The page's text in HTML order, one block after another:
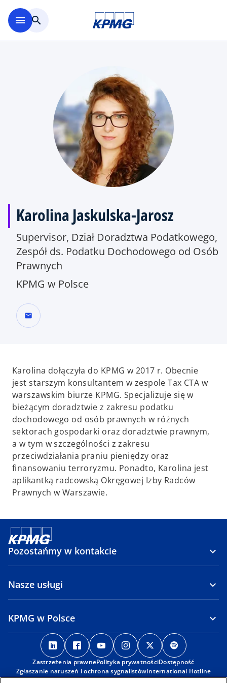
menu search
Karolina Jaskulska-Jarosz
Supervisor, Dział Doradztwa Podatkowego,
Zespół ds. Podatku Dochodowego od Osób
Prawnych
KPMG w Polsce
mail
Karolina dołączyła do KPMG w 2017 r. Obecnie
jest starszym konsultantem w zespole Tax CTA w
warszawskim biurze KPMG. Specjalizuje się w
bieżącym doradztwie z zakresu podatku
dochodowego od osób prawnych w różnych
sektorach gospodarki oraz doradztwie prawnym,
a w tym w szczególności z zakresu
przeciwdziałania praniu pieniędzy oraz
finansowaniu terroryzmu. Ponadto, Karolina jest
aplikantką radcowską Okręgowej Izby Radców
Prawnych w Warszawie.
Pozostańmy w kontakcie
Nasze usługi
KPMG w Polsce
o
p
e
n
o
p
e
n
o
p
e
n
o
p
e
n
o
p
e
n
p
e
n
Zastrzeżenia prawnePolityka prywatnościDostępność
Zgłaszanie naruszeń i ochrona sygnalistówInternational Hotline